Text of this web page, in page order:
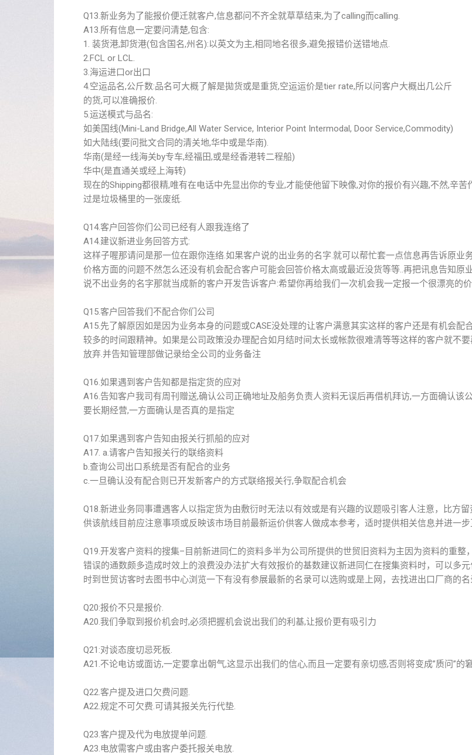
Q13.新业务为了能报价便迁就客户,信息都问不齐全就草草结束,为了calling而calling.
A13.所有信息一定要问清楚,包含:
1. 装货港,卸货港(包含国名,州名):以英文为主,相同地名很多,避免报错价送错地点.
2.FCL or LCL.
3.海运进口or出口
4.空运品名,公斤数:品名可大概了解是拋货或是重货,空运运价是tier rate,所以问客户大概出几公斤
的货,可以准确报价.
5.运送模式与品名:
如美国线(Mini-Land Bridge,All Water Service, Interior Point Intermodal, Door Service,Commodity)
如大陆线(要问批文合同的清关地,华中或是华南).
华南(是经一线海关by专车,经福田,或是经香港转二程船)
华中(是直通关或经上海转)
现在的Shipping都很精,唯有在电话中先显出你的专业,才能使他留下映像,对你的报价有兴趣,不然,辛苦
过是垃圾桶里的一张废纸.
Q14.客户回答你们公司已经有人跟我连络了
A14.建议新进业务回答方式:
这样子喔那请问是那一位在跟你连络.如果客户说的出业务的名字.就可以帮忙套一点信息再告诉原业
价格方面的问题不然怎么还没有机会配合客户可能会回答价格太高或最近没货等等..再把讯息告知原
说不出业务的名字那就当成新的客户开发告诉客户:希望你再给我们一次机会我一定报一个很漂亮的
Q15.客户回答我们不配合你们公司
A15.先了解原因如是因为业务本身的问题或CASE没处理的让客户满意其实这样的客户还是有机会配
较多的时间跟精神。如果是公司政策没办理配合如月结时间太长或帐款很难清等等这样的客户就不
放弃.并告知管理部做记录给全公司的业务备注
Q16.如果遇到客户告知都是指定货的应对
A16.告知客户我司有周刊赠送,确认公司正确地址及船务负责人资料无误后再借机拜访,一方面确认该
要长期经营,一方面确认是否真的是指定
Q17.如果遇到客户告知由报关行抓船的应对
A17. a.请客户告知报关行的联络资料
b.查询公司出口系统是否有配合的业务
c.一旦确认没有配合则已开发新客户的方式联络报关行,争取配合机会
Q18.新进业务同事遭遇客人以指定货为由敷衍时无法以有效或是有兴趣的议题吸引客人注意，比方
供该航线目前应注意事项或反映该市场目前最新运价供客人做成本参考，适时提供相关信息并进一步
Q19.开发客户资料的搜集–目前新进同仁的资料多半为公司所提供的世贸旧资料为主因为资料的重整
错误的通数颇多造成时效上的浪费没办法扩大有效报价的基数建议新进同仁在搜集资料时，可以多
时到世贸访客时去图书中心浏览一下有没有参展最新的名录可以选购或是上网，去找进出口厂商的名
Q20:报价不只是报价.
A20.我们争取到报价机会时,必须把握机会说出我们的利基,让报价更有吸引力
Q21:对谈态度切忌死板.
A21.不论电访或面访,一定要拿出朝气,这显示出我们的信心,而且一定要有亲切感,否则将变成”质问”的
Q22.客户提及进口欠费问题.
A22.规定不可欠费.可请其报关先行代垫.
Q23.客户提及代为电放提单问题.
A23.电放需客户或由客户委托报关电放.